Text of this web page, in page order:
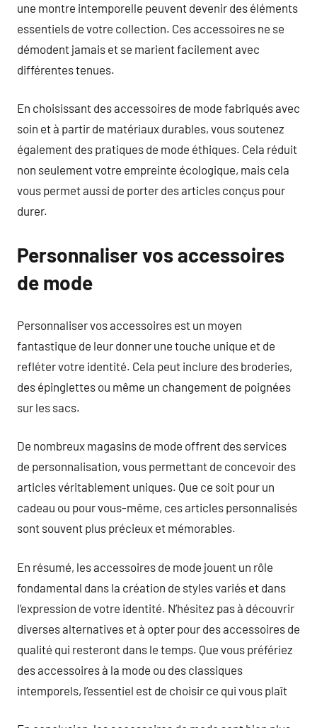
une montre intemporelle peuvent devenir des éléments
essentiels de votre collection. Ces accessoires ne se
démodent jamais et se marient facilement avec
différentes tenues.
En choisissant des accessoires de mode fabriqués avec
soin et à partir de matériaux durables, vous soutenez
également des pratiques de mode éthiques. Cela réduit
non seulement votre empreinte écologique, mais cela
vous permet aussi de porter des articles conçus pour
durer.
Personnaliser vos accessoires
de mode
Personnaliser vos accessoires est un moyen
fantastique de leur donner une touche unique et de
refléter votre identité. Cela peut inclure des broderies,
des épinglettes ou même un changement de poignées
sur les sacs.
De nombreux magasins de mode offrent des services
de personnalisation, vous permettant de concevoir des
articles véritablement uniques. Que ce soit pour un
cadeau ou pour vous-même, ces articles personnalisés
sont souvent plus précieux et mémorables.
En résumé, les accessoires de mode jouent un rôle
fondamental dans la création de styles variés et dans
l’expression de votre identité. N’hésitez pas à découvrir
diverses alternatives et à opter pour des accessoires de
qualité qui resteront dans le temps. Que vous préfériez
des accessoires à la mode ou des classiques
intemporels, l’essentiel est de choisir ce qui vous plaît